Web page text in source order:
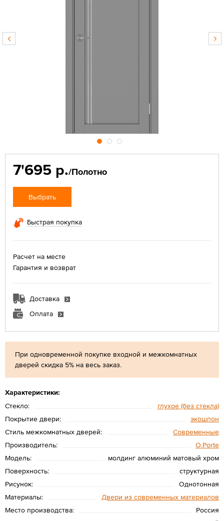
При одновременной покупке входной и межкомнатных
дверей скидка 5% на весь заказ.
Характеристики:
Стекло:
глухое (без стекла)
Покрытие двери:
экошпон
Стиль межкомнатных дверей:
Современные
Производитель:
O.Porte
Модель:
молдинг алюминий матовый хром
Поверхность:
структурная
Рисунок:
Однотонная
Материалы:
Двери из современных материалов
Место производства:
Россия
7'695 р./Полотно
Выбрать
Быстрая покупка
Расчет на месте
Гарантия и возврат
Доставка
Оплата